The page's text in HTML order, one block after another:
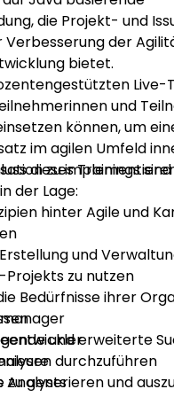
zu generieren
die Projekt- und
Verbesserung der
bietet.
Live-
und
können, um
im agilen Umfeld
zu
dieses Trainings
der Lage:
hinter Agile und
und
Projekts zu nutzen
Bedürfnisse ihrer
und erweiterte
durchzuführen
zu generieren und
Analysts